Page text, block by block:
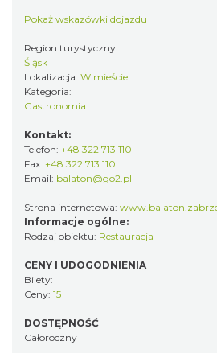
Pokaż wskazówki dojazdu
Region turystyczny:
Śląsk
Lokalizacja: W mieście
Kategoria:
Gastronomia
Kontakt:
Telefon: +48 322 713 110
Fax: +48 322 713 110
Email: balaton@go2.pl
Strona internetowa:
Informacje ogólne:
Rodzaj obiektu: Restauracja
CENY I UDOGODNIENIA
Bilety:
Ceny: 15
DOSTĘPNOŚĆ
Całoroczny